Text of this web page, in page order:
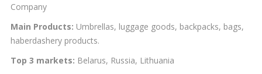
Company
Main Products: Umbrellas, luggage goods, backpacks, bags,
haberdashery products.
Top 3 markets: Belarus, Russia, Lithuania